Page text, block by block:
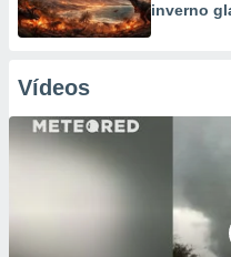
inverno
Vídeos